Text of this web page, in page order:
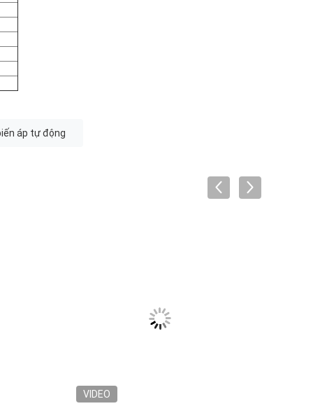
áp tự động
VIDEO